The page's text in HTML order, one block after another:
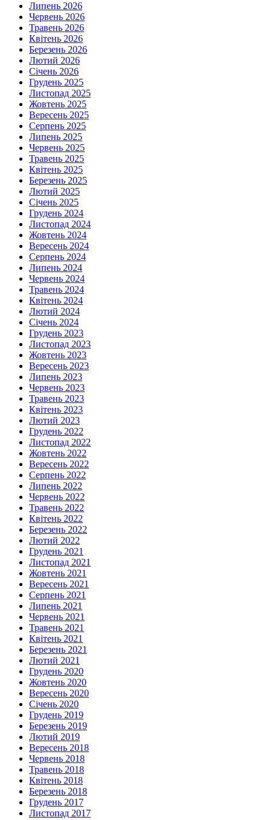
Липень 2026
Червень 2026
Травень 2026
Квітень 2026
Березень 2026
Лютий 2026
Січень 2026
Грудень 2025
Листопад 2025
Жовтень 2025
Вересень 2025
Серпень 2025
Липень 2025
Червень 2025
Травень 2025
Квітень 2025
Березень 2025
Лютий 2025
Січень 2025
Грудень 2024
Листопад 2024
Жовтень 2024
Вересень 2024
Серпень 2024
Липень 2024
Червень 2024
Травень 2024
Квітень 2024
Лютий 2024
Січень 2024
Грудень 2023
Листопад 2023
Жовтень 2023
Вересень 2023
Липень 2023
Червень 2023
Травень 2023
Квітень 2023
Лютий 2023
Грудень 2022
Листопад 2022
Жовтень 2022
Вересень 2022
Серпень 2022
Липень 2022
Червень 2022
Травень 2022
Квітень 2022
Березень 2022
Лютий 2022
Грудень 2021
Листопад 2021
Жовтень 2021
Вересень 2021
Серпень 2021
Липень 2021
Червень 2021
Травень 2021
Квітень 2021
Березень 2021
Лютий 2021
Грудень 2020
Жовтень 2020
Вересень 2020
Січень 2020
Грудень 2019
Березень 2019
Лютий 2019
Вересень 2018
Червень 2018
Травень 2018
Квітень 2018
Березень 2018
Грудень 2017
Листопад 2017